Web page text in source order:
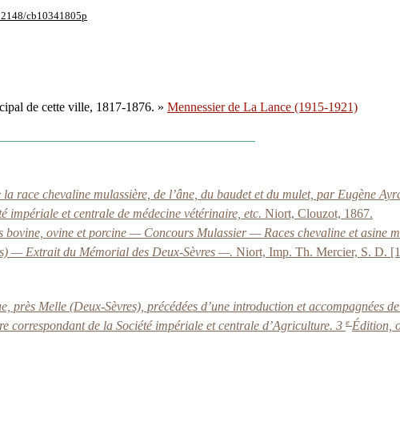
cb10341805p
de cette ville, 1817-1876. » Mennessier de La Lance (1915-1921)
race chevaline mulassière, de l’âne, du baudet et du mulet, par Eugène
impériale et centrale de médecine vétérinaire, etc. Niort, Clouzot, 1867.
ovine et porcine — Concours Mulassier — Races chevaline et asine
— Extrait du Mémorial des Deux-Sèvres —. Niort, Imp. Th. Mercier, S. D.
Melle (Deux-Sèvres), précédées d’une introduction et accompagnées
correspondant de la Société impériale et centrale d’Agriculture. 3 e Édition,